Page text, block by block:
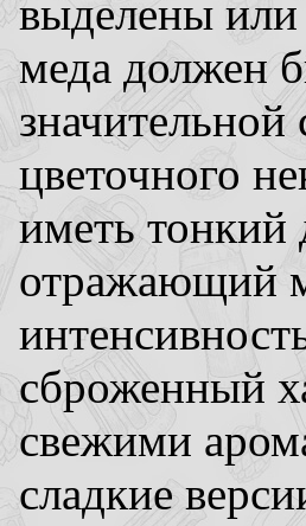
выделены
меда должен
значительной
цветочного
иметь тонкий
отражающий
сброженный
свежими
сладкие